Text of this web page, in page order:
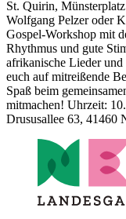
St. Quirin,
Wolfgang Pelzer oder
Gospel-Workshop mit
Rhythmus und gute
afrikanische Lieder
euch auf mitreißende
Spaß beim
mitmachen! Uhrzeit:
Drususallee 63, 41460